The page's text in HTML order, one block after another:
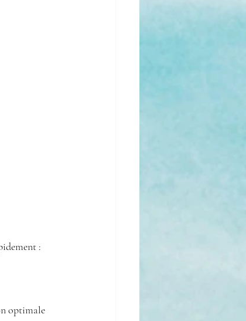
:
optimale